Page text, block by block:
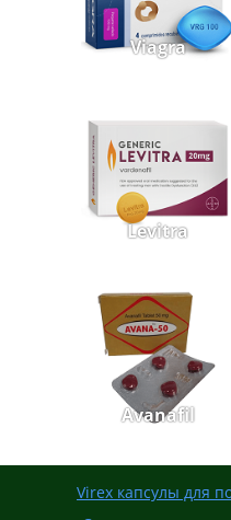
Viagra
Levitra
Avanafil
Virex капсулы для